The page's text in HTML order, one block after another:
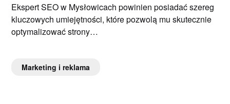
Ekspert SEO w Mysłowicach powinien posiadać szereg
kluczowych umiejętności, które pozwolą mu skutecznie
optymalizować strony…
Marketing i reklama